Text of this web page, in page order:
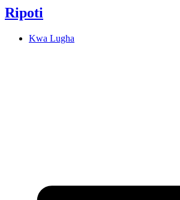
Ripoti
Kwa Lugha